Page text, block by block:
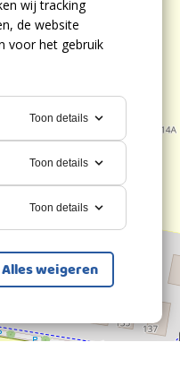
wij tracking
de website
voor het gebruik
Toon details
Toon details
Toon details
Alles weigeren